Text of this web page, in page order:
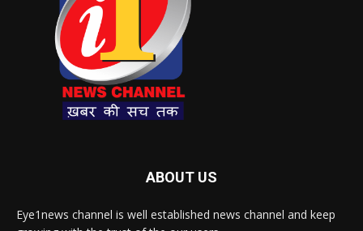
ABOUT US
Eye1news channel is well established news channel and keep